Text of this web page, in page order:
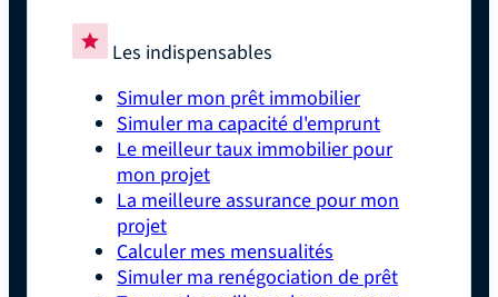
Les indispensables
Simuler mon prêt immobilier
Simuler ma capacité d'emprunt
Le meilleur taux immobilier pour
mon projet
La meilleure assurance pour mon
projet
Calculer mes mensualités
Simuler ma renégociation de prêt